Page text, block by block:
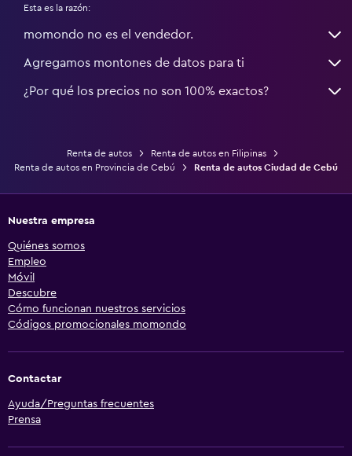
Esta es la razón:
momondo no es el vendedor.
Agregamos montones de datos para ti
¿Por qué los precios no son 100% exactos?
Renta de autos
Renta de autos en Filipinas
Renta de autos en Provincia de Cebú
Renta de autos Ciudad de Cebú
Nuestra empresa
Quiénes somos
Empleo
Móvil
Descubre
Cómo funcionan nuestros servicios
Códigos promocionales momondo
Contactar
Ayuda/Preguntas frecuentes
Prensa